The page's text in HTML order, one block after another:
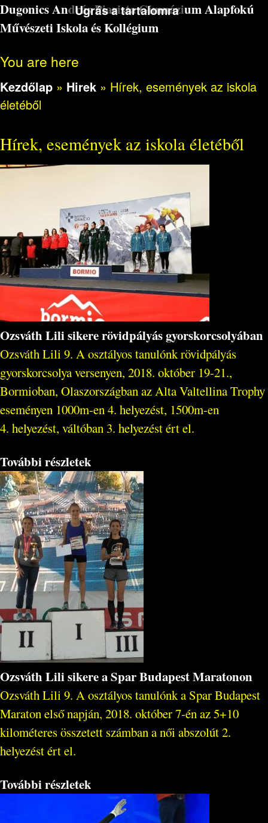
Ugrás a tartalomra
Dugonics András Piarista Gimnázium Alapfokú
Művészeti Iskola és Kollégium
You are here
Kezdőlap » Hirek » Hírek, események az iskola
életéből
Hírek, események az iskola életéből
Ozsváth Lili sikere rövidpályás gyorskorcsolyában
Ozsváth Lili 9. A osztályos tanulónk rövidpályás
gyorskorcsolya versenyen, 2018. október 19-21.,
Bormioban, Olaszországban az Alta Valtellina Trophy
eseményen 1000m-en 4. helyezést, 1500m-en
4. helyezést, váltóban 3. helyezést ért el.
További részletek
Ozsváth Lili sikere a Spar Budapest Maratonon
Ozsváth Lili 9. A osztályos tanulónk a Spar Budapest
Maraton első napján, 2018. október 7-én az 5+10
kilométeres összetett számban a női abszolút 2.
helyezést ért el.
További részletek